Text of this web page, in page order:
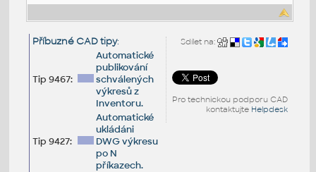
Sdílet na:
Pro technickou podporu CAD
kontaktujte Helpdesk
Příbuzné CAD tipy:
Tip 9467:
Automatické
publikování
schválených
výkresů z
Inventoru.
Tip 9427:
Automatické
ukládáni
DWG výkresu
po N
příkazech.